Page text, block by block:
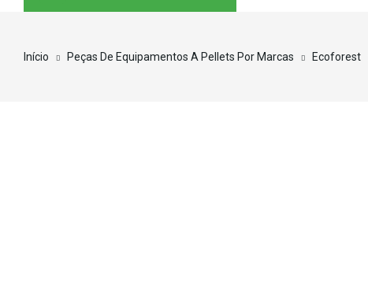
Início Peças De Equipamentos A Pellets Por Marcas Ecoforest